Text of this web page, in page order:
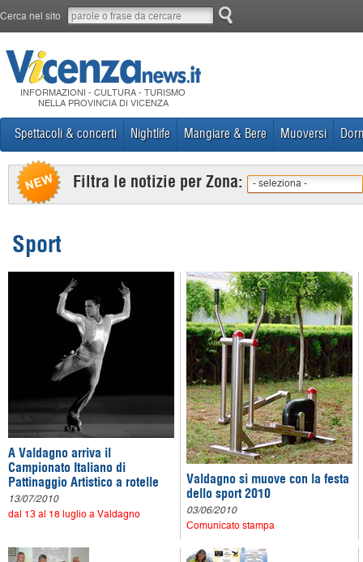
Cerca nel sito
INFORMAZIONI - CULTURA - TURISMO
NELLA PROVINCIA DI VICENZA
Spettacoli & concerti Nightlife Mangiare & Bere Muoversi
Filtra le notizie per Zona: - seleziona -
Sport
A Valdagno arriva il
Campionato Italiano di
Pattinaggio Artistico a rotelle
13/07/2010
dal 13 al 18 luglio a Valdagno
Valdagno si muove con la festa
dello sport 2010
03/06/2010
Comunicato stampa